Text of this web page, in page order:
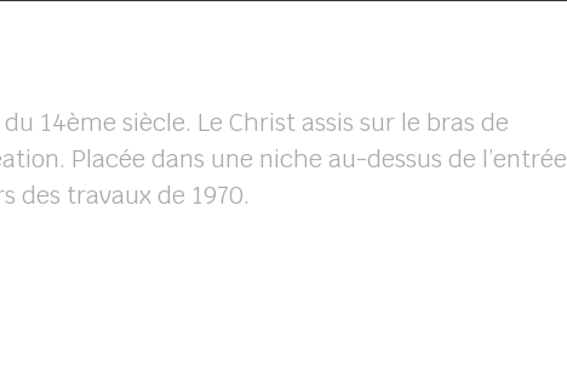
14ème siècle. Le Christ assis sur le bras de
Placée dans une niche au-dessus de l’entrée
des travaux de 1970.